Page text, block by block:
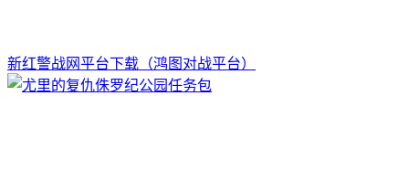
新红警战网平台下载（鸿图对战平台）